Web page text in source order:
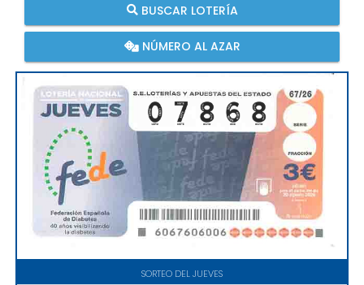
BUSCAR LOTERÍA
NÚMERO AL AZAR
SORTEO DEL JUEVES